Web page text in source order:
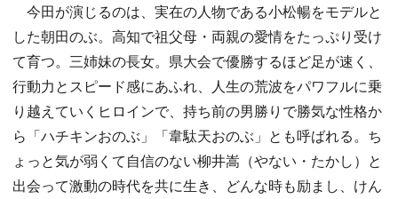
今田が演じるのは、実在の人物である小松暢をモデルと
した朝田のぶ。高知で祖父母・両親の愛情をたっぷり受け
て育つ。三姉妹の長女。県大会で優勝するほど足が速く、
行動力とスピード感にあふれ、人生の荒波をパワフルに乗
り越えていくヒロインで、持ち前の男勝りで勝気な性格か
ら「ハチキンおのぶ」「韋駄天おのぶ」とも呼ばれる。ち
ょっと気が弱くて自信のない柳井嵩（やない・たかし）と
出会って激動の時代を共に生き、どんな時も励まし、けん